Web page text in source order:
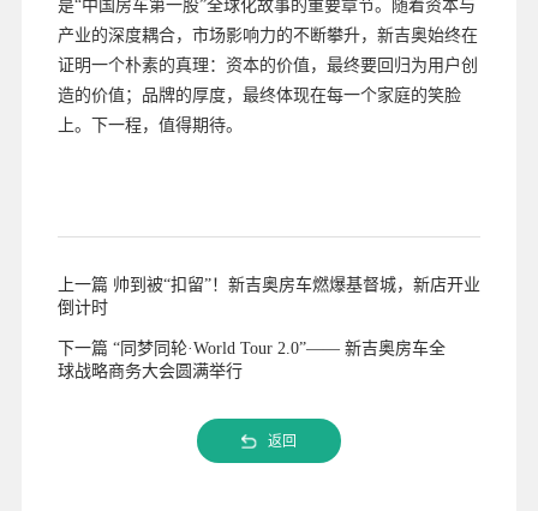
是“中国房车第一股”全球化故事的重要章节。随着资本与
产业的深度耦合，市场影响力的不断攀升，新吉奥始终在
证明一个朴素的真理：资本的价值，最终要回归为用户创
造的价值；品牌的厚度，最终体现在每一个家庭的笑脸
上。下一程，值得期待。
上一篇 帅到被“扣留”！新吉奥房车燃爆基督城，新店开业
倒计时
下一篇 “同梦同轮·World Tour 2.0”—— 新吉奥房车全
球战略商务大会圆满举行
返回